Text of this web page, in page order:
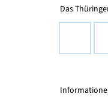
Das